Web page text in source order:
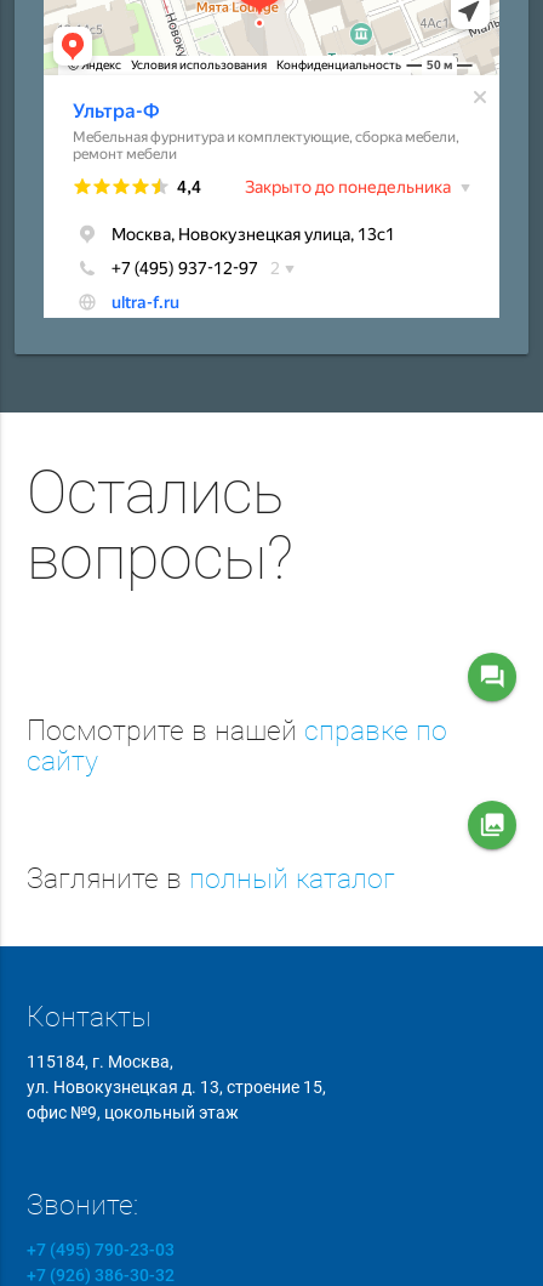
Остались
вопросы?
question_answer
Посмотрите в нашей справке по
сайту
collections
Загляните в полный каталог
Контакты
115184, г. Москва,
ул. Новокузнецкая д. 13, строение 15,
офис №9, цокольный этаж
Звоните:
+7 (495) 790-23-03
+7 (926) 386-30-32